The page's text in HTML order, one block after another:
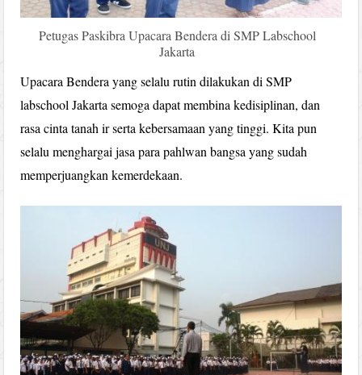
Petugas Paskibra Upacara Bendera di SMP Labschool
Jakarta
Upacara Bendera yang selalu rutin dilakukan di SMP
labschool Jakarta semoga dapat membina kedisiplinan, dan
rasa cinta tanah ir serta kebersamaan yang tinggi. Kita pun
selalu menghargai jasa para pahlwan bangsa yang sudah
memperjuangkan kemerdekaan.